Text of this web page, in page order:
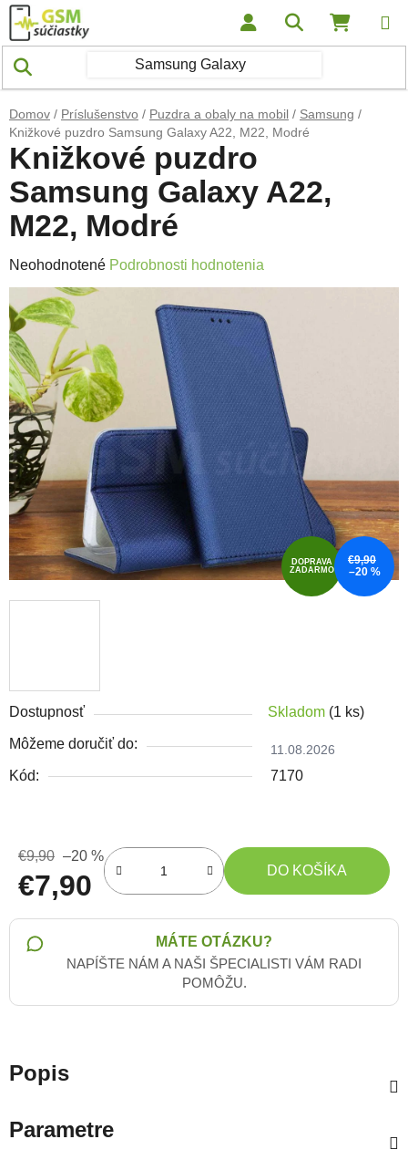
Prejsť na obsah Hľadať
Domov / Príslušenstvo / Puzdra a obaly na mobil / Samsung /
Knižkové puzdro Samsung Galaxy A22, M22, Modré
Dostupnosť Skladom (1 ks)
Môžeme doručiť do: 11.08.2026
Kód: 7170
€9,90 –20 %
€7,90 DO KOŠÍKA
MÁTE OTÁZKU?
NAPÍŠTE NÁM A NAŠI ŠPECIALISTI VÁM RADI
POMÔŽU.
Knižkové puzdro
Samsung Galaxy A22,
M22, Modré
Priemerné hodnotenie produktu je 0,0 z 5 hviezdičiek.
Neohodnotené Podrobnosti hodnotenia
DOPRAVA
ZADARMO
€9,90
–20 %
Popis
Parametre